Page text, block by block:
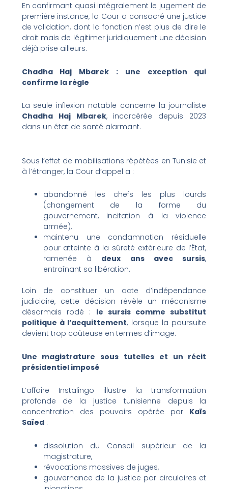
En confirmant quasi intégralement le jugement de
première instance, la Cour a consacré une justice
de validation, dont la fonction n’est plus de dire le
droit mais de légitimer juridiquement une décision
déjà prise ailleurs.
Chadha Haj Mbarek : une exception qui
confirme la règle
La seule inflexion notable concerne la journaliste
Chadha Haj Mbarek, incarcérée depuis 2023
dans un état de santé alarmant.
Sous l’effet de mobilisations répétées en Tunisie et
à l’étranger, la Cour d’appel a :
abandonné les chefs les plus lourds
(changement de la forme du
gouvernement, incitation à la violence
armée),
maintenu une condamnation résiduelle
pour atteinte à la sûreté extérieure de l’État,
ramenée à deux ans avec sursis,
entraînant sa libération.
Loin de constituer un acte d’indépendance
judiciaire, cette décision révèle un mécanisme
désormais rodé : le sursis comme substitut
politique à l’acquittement, lorsque la poursuite
devient trop coûteuse en termes d’image.
Une magistrature sous tutelles et un récit
présidentiel imposé
L’affaire Instalingo illustre la transformation
profonde de la justice tunisienne depuis la
concentration des pouvoirs opérée par Kaïs
Saïed:
dissolution du Conseil supérieur de la
magistrature,
révocations massives de juges,
gouvernance de la justice par circulaires et